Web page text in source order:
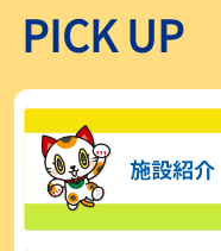
【とこなめボート】塚越
ったときの伸びは自分が一
2026年08月03日
【とこなめボート】広瀬
的に１着を取れればいい」
2026年08月03日
PICK UP